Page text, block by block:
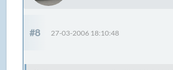
#8 27-03-2006 18:10:48